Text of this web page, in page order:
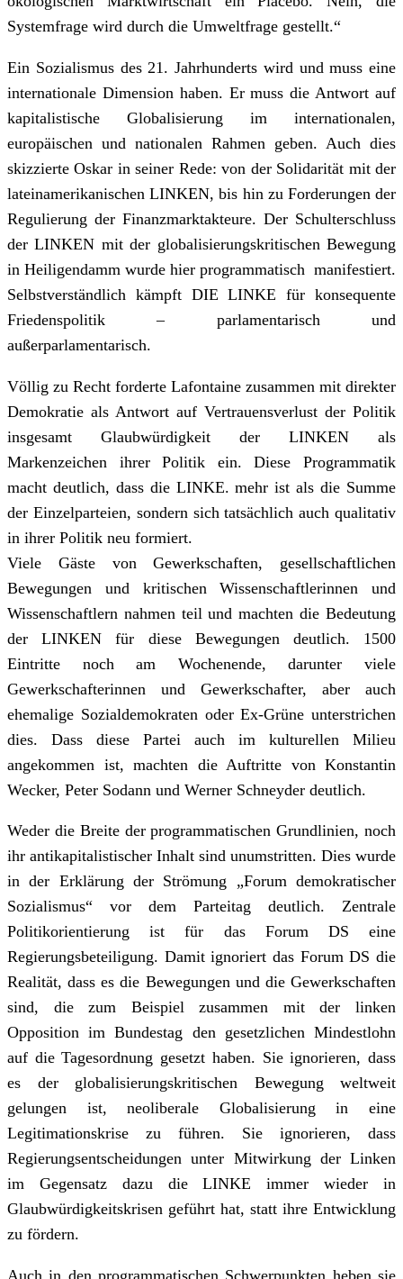
Systemfrage wird durch die Umweltfrage gestellt.“
Ein Sozialismus des 21. Jahrhunderts wird und muss eine
internationale Dimension haben. Er muss die Antwort auf
kapitalistische Globalisierung im internationalen,
europäischen und nationalen Rahmen geben. Auch dies
skizzierte Oskar in seiner Rede: von der Solidarität mit der
lateinamerikanischen LINKEN, bis hin zu Forderungen der
Regulierung der Finanzmarktakteure. Der Schulterschluss
der LINKEN mit der globalisierungskritischen Bewegung
in Heiligendamm wurde hier programmatisch manifestiert.
Selbstverständlich kämpft DIE LINKE für konsequente
Friedenspolitik – parlamentarisch und
außerparlamentarisch.
Völlig zu Recht forderte Lafontaine zusammen mit direkter
Demokratie als Antwort auf Vertrauensverlust der Politik
insgesamt Glaubwürdigkeit der LINKEN als
Markenzeichen ihrer Politik ein. Diese Programmatik
macht deutlich, dass die LINKE. mehr ist als die Summe
der Einzelparteien, sondern sich tatsächlich auch qualitativ
in ihrer Politik neu formiert.
Viele Gäste von Gewerkschaften, gesellschaftlichen
Bewegungen und kritischen Wissenschaftlerinnen und
Wissenschaftlern nahmen teil und machten die Bedeutung
der LINKEN für diese Bewegungen deutlich. 1500
Eintritte noch am Wochenende, darunter viele
Gewerkschafterinnen und Gewerkschafter, aber auch
ehemalige Sozialdemokraten oder Ex-Grüne unterstrichen
dies. Dass diese Partei auch im kulturellen Milieu
angekommen ist, machten die Auftritte von Konstantin
Wecker, Peter Sodann und Werner Schneyder deutlich.
Weder die Breite der programmatischen Grundlinien, noch
ihr antikapitalistischer Inhalt sind unumstritten. Dies wurde
in der Erklärung der Strömung „Forum demokratischer
Sozialismus“ vor dem Parteitag deutlich. Zentrale
Politikorientierung ist für das Forum DS eine
Regierungsbeteiligung. Damit ignoriert das Forum DS die
Realität, dass es die Bewegungen und die Gewerkschaften
sind, die zum Beispiel zusammen mit der linken
Opposition im Bundestag den gesetzlichen Mindestlohn
auf die Tagesordnung gesetzt haben. Sie ignorieren, dass
es der globalisierungskritischen Bewegung weltweit
gelungen ist, neoliberale Globalisierung in eine
Legitimationskrise zu führen. Sie ignorieren, dass
Regierungsentscheidungen unter Mitwirkung der Linken
im Gegensatz dazu die LINKE immer wieder in
Glaubwürdigkeitskrisen geführt hat, statt ihre Entwicklung
zu fördern.
Auch in den programmatischen Schwerpunkten heben sie